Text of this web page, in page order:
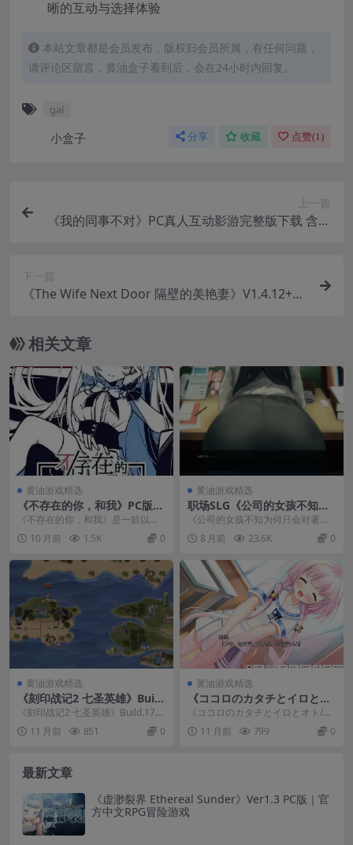
晰的互动与选择体验
本站文章都是会员发布，版权归会员所属，有任何问题，
请评论区留言，黄油盒子看到后，会在24小时内回复。
gal
小盒子 分享 收藏 点赞(1)
上一篇
《我的同事不对》PC真人互动影游完整版下载 含全
下一篇
《The Wife Next Door 隔壁的美艳妻》V1.4.12+D
相关文章
黄油游戏精选
《不存在的你，和我》PC版v
1.3.0：1.3G哲学冒险，颠覆现
《不存在的你，和我》是一款以量
子物理为核心的哲学文字冒险游
戏，2025年现象级作...
10 月前 1.5K 0
黄油游戏精选
职场SLG《公司的女孩不知为
何只会对著我》双端配置及更
《公司的女孩不知为何只会对著
我》是一款轻量级职场题材SLG游
戏，现已同步登陆安卓...
8 月前 23.6K 0
黄油游戏精选
《刻印战记2 七圣英雄》Buil
d.17773898学习版：硬核战
棋巅峰之作
《刻印战记2 七圣英雄》Build.177
73898学习版现已震撼发布！这款S
t... 11 月前 851 0
黄油游戏精选
《ココロのカタチとイロとオ
ト/心之形心之色心之声》PC+
KRKR双平台Galgame深度评
测
《ココロのカタチとイロとオト/心
之形心之色心之声》是一款突破传
统的奇幻Galga...
11 月前 799 0
最新文章
《虚渺裂界 Ethereal Sunder》Ver1.3 PC版｜官
方中文RPG冒险游戏